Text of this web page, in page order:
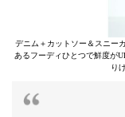
デニム＋カットソー＆スニー
あるフーディひとつで鮮度が
り